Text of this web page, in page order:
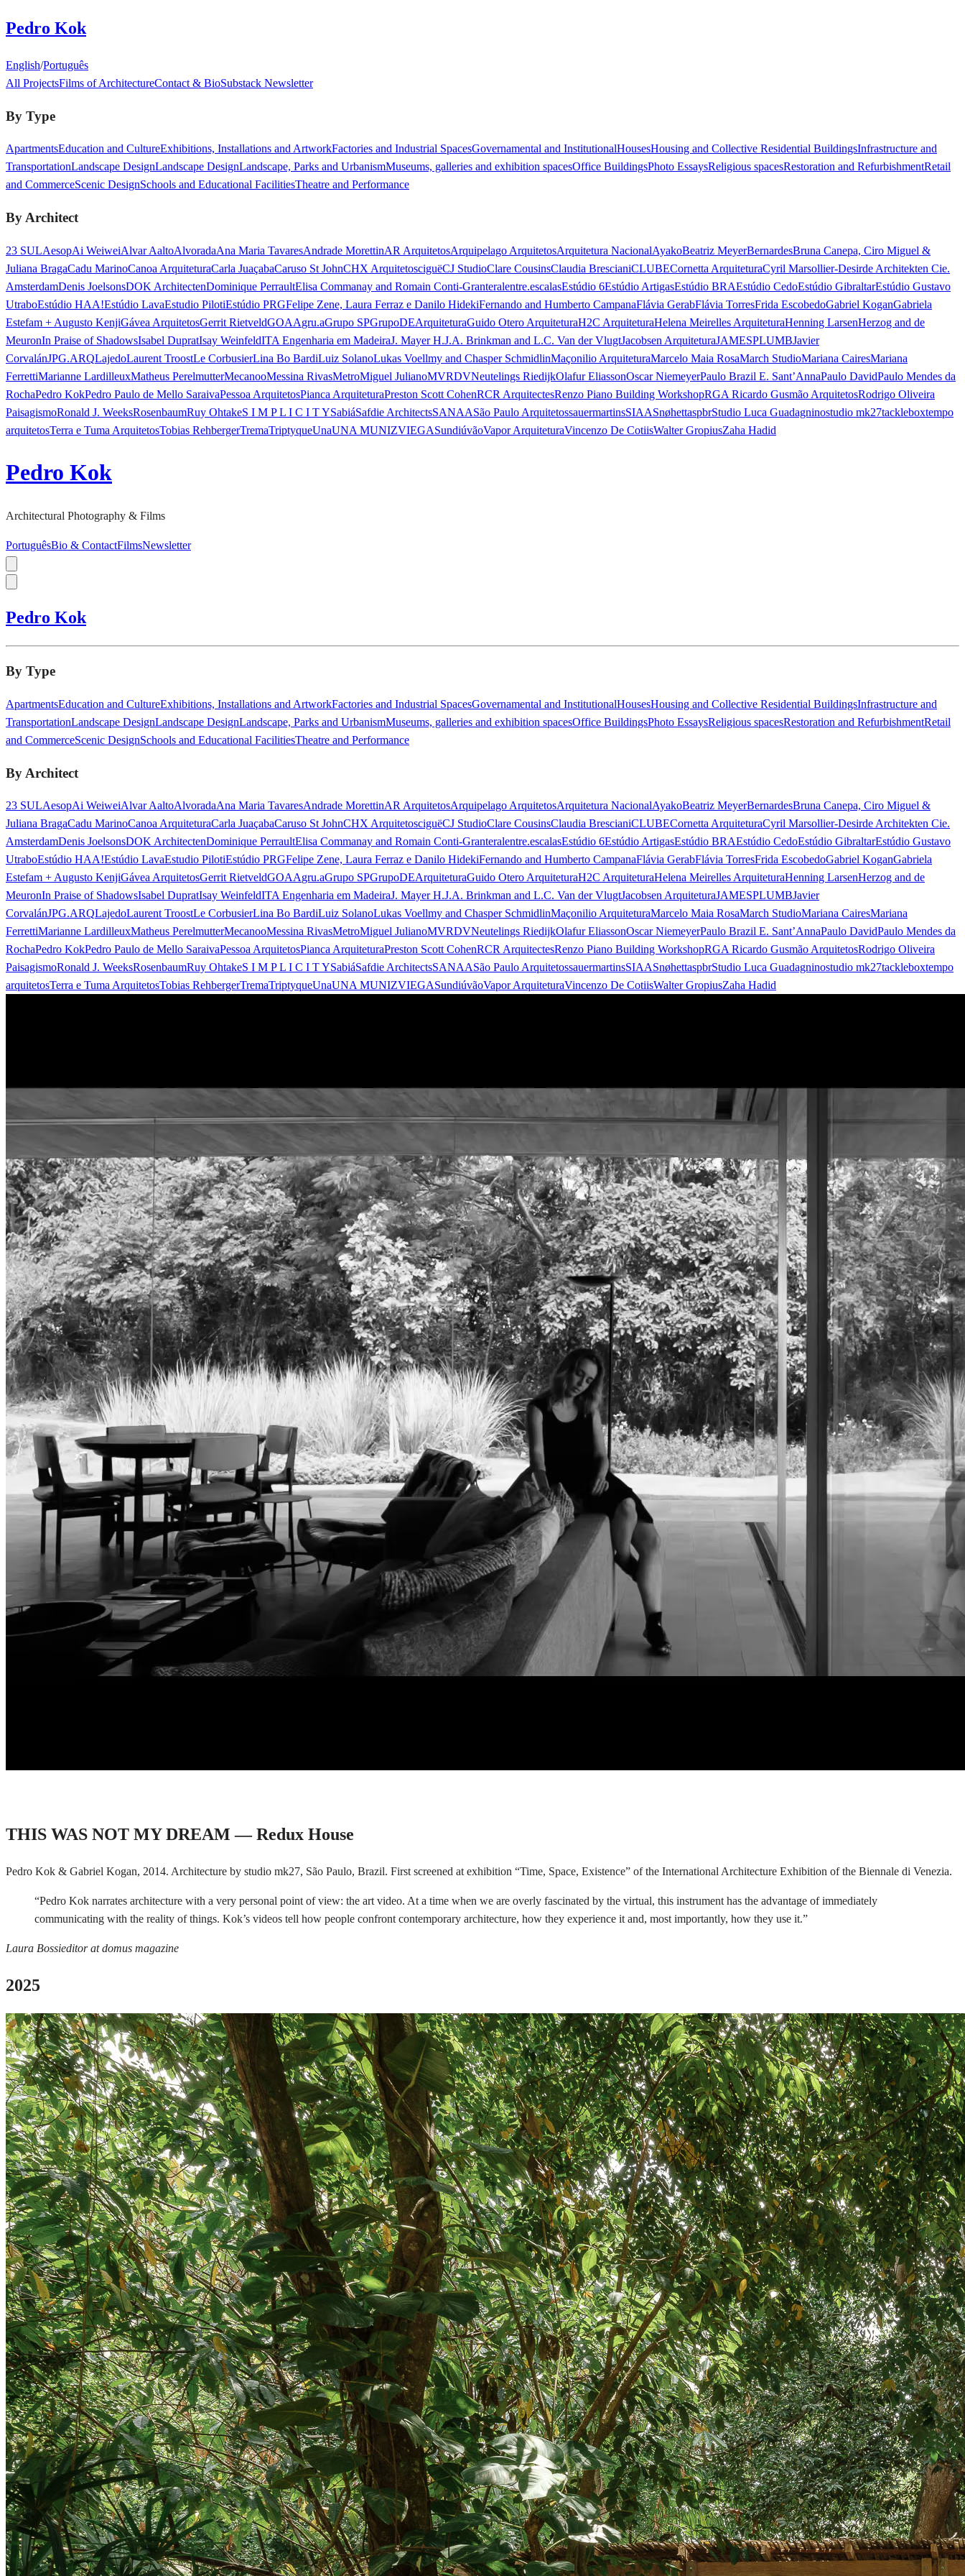
Pedro Kok
English/Português
All ProjectsFilms of ArchitectureContact & BioSubstack Newsletter
By Type
ApartmentsEducation and CultureExhibitions, Installations and ArtworkFactories and Industrial SpacesGovernamental and InstitutionalHousesHousing and Collective Residential BuildingsInfrastructure and
TransportationLandscape DesignLandscape DesignLandscape, Parks and UrbanismMuseums, galleries and exhibition spacesOffice BuildingsPhoto EssaysReligious spacesRestoration and RefurbishmentRetail
and CommerceScenic DesignSchools and Educational FacilitiesTheatre and Performance
By Architect
23 SULAesopAi WeiweiAlvar AaltoAlvoradaAna Maria TavaresAndrade MorettinAR ArquitetosArquipelago ArquitetosArquitetura NacionalAyakoBeatriz MeyerBernardesBruna Canepa, Ciro Miguel &
Juliana BragaCadu MarinoCanoa ArquiteturaCarla JuaçabaCaruso St JohnCHX ArquitetosciguëCJ StudioClare CousinsClaudia BrescianiCLUBECornetta ArquiteturaCyril Marsollier-Desirde Architekten Cie.
AmsterdamDenis JoelsonsDOK ArchitectenDominique PerraultElisa Commanay and Romain Conti-Granteralentre.escalasEstúdio 6Estúdio ArtigasEstúdio BRAEstúdio CedoEstúdio GibraltarEstúdio Gustavo
UtraboEstúdio HAA!Estúdio LavaEstudio PilotiEstúdio PRGFelipe Zene, Laura Ferraz e Danilo HidekiFernando and Humberto CampanaFlávia GerabFlávia TorresFrida EscobedoGabriel KoganGabriela
Estefam + Augusto KenjiGávea ArquitetosGerrit RietveldGOAAgru.aGrupo SPGrupoDEArquiteturaGuido Otero ArquiteturaH2C ArquiteturaHelena Meirelles ArquiteturaHenning LarsenHerzog and de
MeuronIn Praise of ShadowsIsabel DupratIsay WeinfeldITA Engenharia em MadeiraJ. Mayer H.J.A. Brinkman and L.C. Van der VlugtJacobsen ArquiteturaJAMESPLUMBJavier
CorvalánJPG.ARQLajedoLaurent TroostLe CorbusierLina Bo BardiLuiz SolanoLukas Voellmy and Chasper SchmidlinMaçonilio ArquiteturaMarcelo Maia RosaMarch StudioMariana CairesMariana
FerrettiMarianne LardilleuxMatheus PerelmutterMecanooMessina RivasMetroMiguel JulianoMVRDVNeutelings RiedijkOlafur EliassonOscar NiemeyerPaulo Brazil E. Sant’AnnaPaulo DavidPaulo Mendes da
RochaPedro KokPedro Paulo de Mello SaraivaPessoa ArquitetosPianca ArquiteturaPreston Scott CohenRCR ArquitectesRenzo Piano Building WorkshopRGA Ricardo Gusmão ArquitetosRodrigo Oliveira
PaisagismoRonald J. WeeksRosenbaumRuy OhtakeS I M P L I C I T YSabiáSafdie ArchitectsSANAASão Paulo ArquitetossauermartinsSIAASnøhettaspbrStudio Luca Guadagninostudio mk27tackleboxtempo
arquitetosTerra e Tuma ArquitetosTobias RehbergerTremaTriptyqueUnaUNA MUNIZVIEGASundiúvãoVapor ArquiteturaVincenzo De CotiisWalter GropiusZaha Hadid
Pedro Kok
Architectural Photography & Films
PortuguêsBio & ContactFilmsNewsletter
Pedro Kok
By Type
ApartmentsEducation and CultureExhibitions, Installations and ArtworkFactories and Industrial SpacesGovernamental and InstitutionalHousesHousing and Collective Residential BuildingsInfrastructure and
TransportationLandscape DesignLandscape DesignLandscape, Parks and UrbanismMuseums, galleries and exhibition spacesOffice BuildingsPhoto EssaysReligious spacesRestoration and RefurbishmentRetail
and CommerceScenic DesignSchools and Educational FacilitiesTheatre and Performance
By Architect
23 SULAesopAi WeiweiAlvar AaltoAlvoradaAna Maria TavaresAndrade MorettinAR ArquitetosArquipelago ArquitetosArquitetura NacionalAyakoBeatriz MeyerBernardesBruna Canepa, Ciro Miguel &
Juliana BragaCadu MarinoCanoa ArquiteturaCarla JuaçabaCaruso St JohnCHX ArquitetosciguëCJ StudioClare CousinsClaudia BrescianiCLUBECornetta ArquiteturaCyril Marsollier-Desirde Architekten Cie.
AmsterdamDenis JoelsonsDOK ArchitectenDominique PerraultElisa Commanay and Romain Conti-Granteralentre.escalasEstúdio 6Estúdio ArtigasEstúdio BRAEstúdio CedoEstúdio GibraltarEstúdio Gustavo
UtraboEstúdio HAA!Estúdio LavaEstudio PilotiEstúdio PRGFelipe Zene, Laura Ferraz e Danilo HidekiFernando and Humberto CampanaFlávia GerabFlávia TorresFrida EscobedoGabriel KoganGabriela
Estefam + Augusto KenjiGávea ArquitetosGerrit RietveldGOAAgru.aGrupo SPGrupoDEArquiteturaGuido Otero ArquiteturaH2C ArquiteturaHelena Meirelles ArquiteturaHenning LarsenHerzog and de
MeuronIn Praise of ShadowsIsabel DupratIsay WeinfeldITA Engenharia em MadeiraJ. Mayer H.J.A. Brinkman and L.C. Van der VlugtJacobsen ArquiteturaJAMESPLUMBJavier
CorvalánJPG.ARQLajedoLaurent TroostLe CorbusierLina Bo BardiLuiz SolanoLukas Voellmy and Chasper SchmidlinMaçonilio ArquiteturaMarcelo Maia RosaMarch StudioMariana CairesMariana
FerrettiMarianne LardilleuxMatheus PerelmutterMecanooMessina RivasMetroMiguel JulianoMVRDVNeutelings RiedijkOlafur EliassonOscar NiemeyerPaulo Brazil E. Sant’AnnaPaulo DavidPaulo Mendes da
RochaPedro KokPedro Paulo de Mello SaraivaPessoa ArquitetosPianca ArquiteturaPreston Scott CohenRCR ArquitectesRenzo Piano Building WorkshopRGA Ricardo Gusmão ArquitetosRodrigo Oliveira
PaisagismoRonald J. WeeksRosenbaumRuy OhtakeS I M P L I C I T YSabiáSafdie ArchitectsSANAASão Paulo ArquitetossauermartinsSIAASnøhettaspbrStudio Luca Guadagninostudio mk27tackleboxtempo
arquitetosTerra e Tuma ArquitetosTobias RehbergerTremaTriptyqueUnaUNA MUNIZVIEGASundiúvãoVapor ArquiteturaVincenzo De CotiisWalter GropiusZaha Hadid
THIS WAS NOT MY DREAM — Redux House
Pedro Kok & Gabriel Kogan, 2014. Architecture by studio mk27, São Paulo, Brazil. First screened at exhibition “Time, Space, Existence” of the International Architecture Exhibition of the Biennale di Venezia.
“Pedro Kok narrates architecture with a very personal point of view: the art video. At a time when we are overly fascinated by the virtual, this instrument has the advantage of immediately
communicating with the reality of things. Kok’s videos tell how people confront contemporary architecture, how they experience it and, most importantly, how they use it.”
Laura Bossieditor at domus magazine
2025